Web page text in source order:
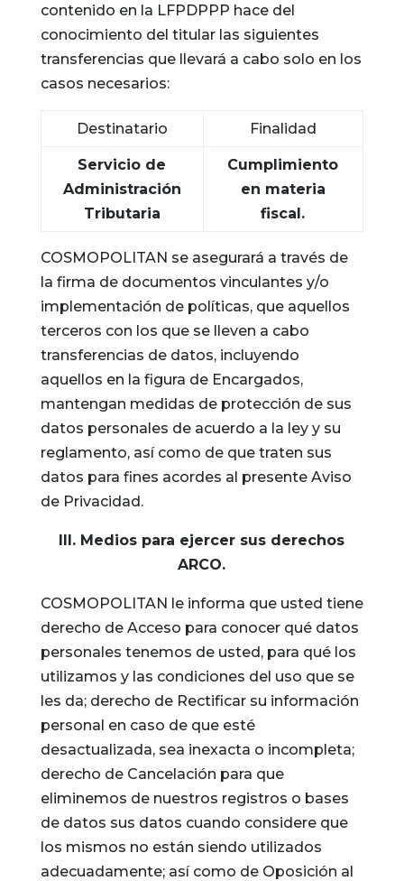
contenido en la LFPDPPP hace del
conocimiento del titular las siguientes
transferencias que llevará a cabo solo en los
casos necesarios:
Destinatario Finalidad
Servicio de
Administración
Tributaria
Cumplimiento
en materia
fiscal.
COSMOPOLITAN se asegurará a través de
la firma de documentos vinculantes y/o
implementación de políticas, que aquellos
terceros con los que se lleven a cabo
transferencias de datos, incluyendo
aquellos en la figura de Encargados,
mantengan medidas de protección de sus
datos personales de acuerdo a la ley y su
reglamento, así como de que traten sus
datos para fines acordes al presente Aviso
de Privacidad.
III. Medios para ejercer sus derechos
ARCO.
COSMOPOLITAN le informa que usted tiene
derecho de Acceso para conocer qué datos
personales tenemos de usted, para qué los
utilizamos y las condiciones del uso que se
les da; derecho de Rectificar su información
personal en caso de que esté
desactualizada, sea inexacta o incompleta;
derecho de Cancelación para que
eliminemos de nuestros registros o bases
de datos sus datos cuando considere que
los mismos no están siendo utilizados
adecuadamente; así como de Oposición al